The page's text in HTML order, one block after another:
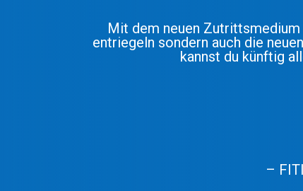
Mit dem neuen
entriegeln sondern auch die
kannst du künftig
–